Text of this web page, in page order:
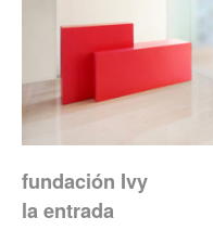
fundación Ivy
la entrada